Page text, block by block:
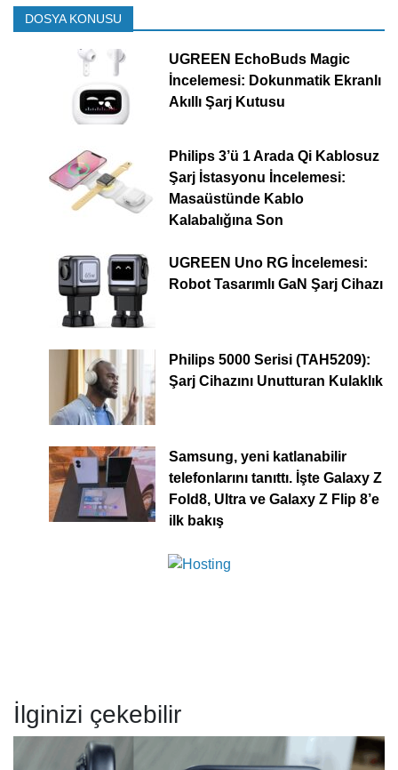
DOSYA KONUSU
UGREEN EchoBuds Magic
İncelemesi: Dokunmatik Ekranlı
Akıllı Şarj Kutusu
Philips 3’ü 1 Arada Qi Kablosuz
Şarj İstasyonu İncelemesi:
Masaüstünde Kablo
Kalabalığına Son
UGREEN Uno RG İncelemesi:
Robot Tasarımlı GaN Şarj Cihazı
Philips 5000 Serisi (TAH5209):
Şarj Cihazını Unutturan Kulaklık
Samsung, yeni katlanabilir
telefonlarını tanıttı. İşte Galaxy Z
Fold8, Ultra ve Galaxy Z Flip 8’e
ilk bakış
İlginizi çekebilir